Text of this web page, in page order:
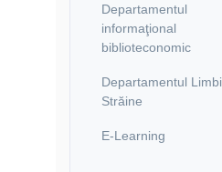
Departamentul
informaţional
biblioteconomic
Departamentul Limbi
Străine
E-Learning